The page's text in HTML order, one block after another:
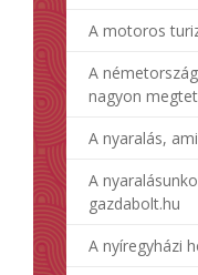
A motoros
A
nagyon
A nyaralás,
A
gazdabolt.hu
A nyíregyházi